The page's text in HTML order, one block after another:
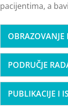
pacijentima, a
OBRAZOVANJE
PODRUČJE
PUBLIKACIJE I